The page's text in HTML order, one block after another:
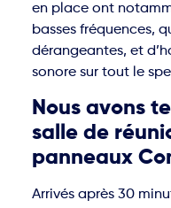
en place ont
basses fréquences,
dérangeantes, et
sonore sur tout le
Nous avons
salle de
panneaux
Arrivés après 30